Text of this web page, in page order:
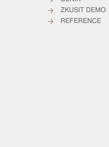
ZKUSIT DEMO
REFERENCE